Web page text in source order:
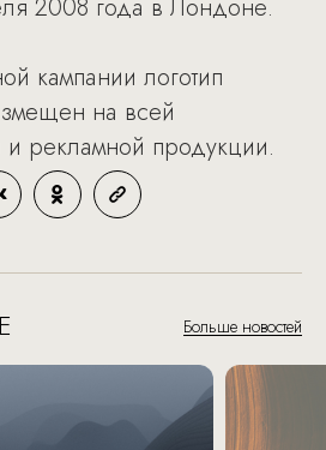
2008 года в Лондоне.
кампании логотип
на всей
и рекламной продукции.
Больше новостей